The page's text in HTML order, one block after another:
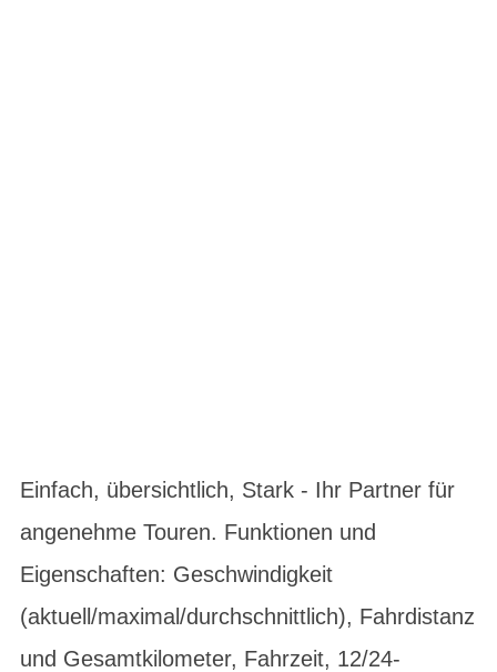
Einfach, übersichtlich, Stark - Ihr Partner für
angenehme Touren. Funktionen und
Eigenschaften: Geschwindigkeit
(aktuell/maximal/durchschnittlich), Fahrdistanz
und Gesamtkilometer, Fahrzeit, 12/24-